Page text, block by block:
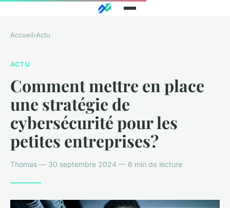
Accueil›Actu
ACTU
Comment mettre en place
une stratégie de
cybersécurité pour les
petites entreprises?
Thomas — 30 septembre 2024 — 6 min de lecture